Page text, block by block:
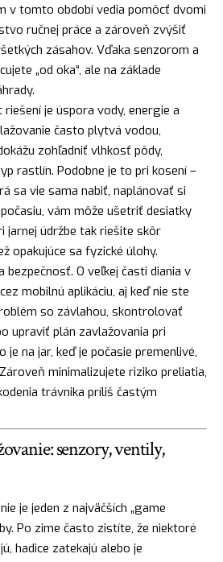
v tomto období vedia pomôcť dvomi
ručnej práce a zároveň zvýšiť
zásahov. Vďaka senzorom a
„od oka“, ale na základe
je úspora vody, energie a
často plytvá vodou,
zohľadniť vlhkosť pôdy,
rastlín. Podobne je to pri kosení –
sa vie sama nabiť, naplánovať si
vám môže ušetriť desiatky
jarnej údržbe tak riešite skôr
opakujúce sa fyzické úlohy.
O veľkej časti diania v
mobilnú aplikáciu, aj keď nie ste
so závlahou, skontrolovať
upraviť plán zavlažovania pri
je na jar, keď je počasie premenlivé,
minimalizujete riziko preliatia,
trávnika príliš častým
senzory, ventily,
je jeden z najväčších „game
Po zime často zistíte, že niektoré
hadice zatekajú alebo je